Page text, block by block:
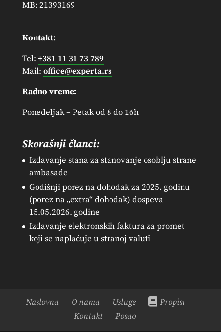
MB: 21393169
Kontakt:
Tel: +381 11 31 73 789
Mail: office@experta.rs
Radno vreme:
Ponedeljak – Petak od 8 do 16h
Skorašnji članci:
Izdavanje stana za stanovanje osoblju strane
ambasade
Godišnji porez na dohodak za 2025. godinu
(porez na „extra“ dohodak) dospeva
15.05.2026. godine
Izdavanje elektronskih faktura za promet
koji se naplaćuje u stranoj valuti
Naslovna O nama Usluge
Propisi
Kontakt
Posao